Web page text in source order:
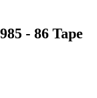
- 86 Tape